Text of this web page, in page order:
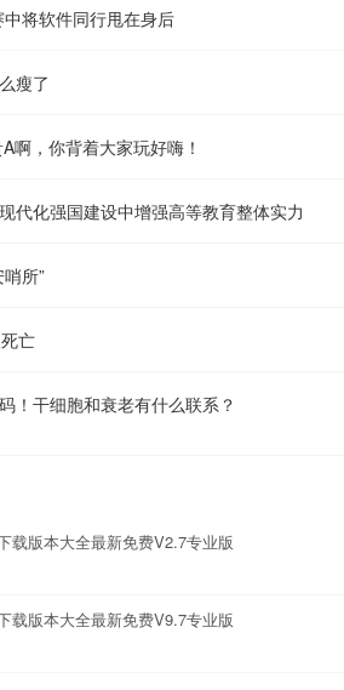
将软件同行甩在身后
瘦了
啊，你背着大家玩好嗨！
代化强国建设中增强高等教育整体实力
所”
亡
！干细胞和衰老有什么联系？
载版本大全最新免费V2.7专业版
载版本大全最新免费V9.7专业版